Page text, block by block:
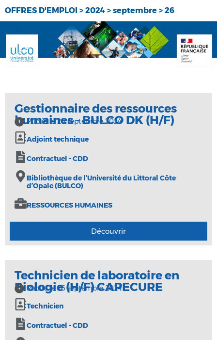
OFFRES D'EMPLOI > 2024 > septembre > 26
Gestionnaire des ressources
humaines - BULCO DK (H/F)
Publié le26 septembre 2024
Adjoint technique
Contractuel - CDD
Bibliothèque de l’Université du Littoral Côte
d’Opale (BULCO)
RESSOURCES HUMAINES
Découvrir
Technicien de laboratoire en
Biologie (H/F) CAPECURE
Publié le26 septembre 2024
Technicien
Contractuel - CDD